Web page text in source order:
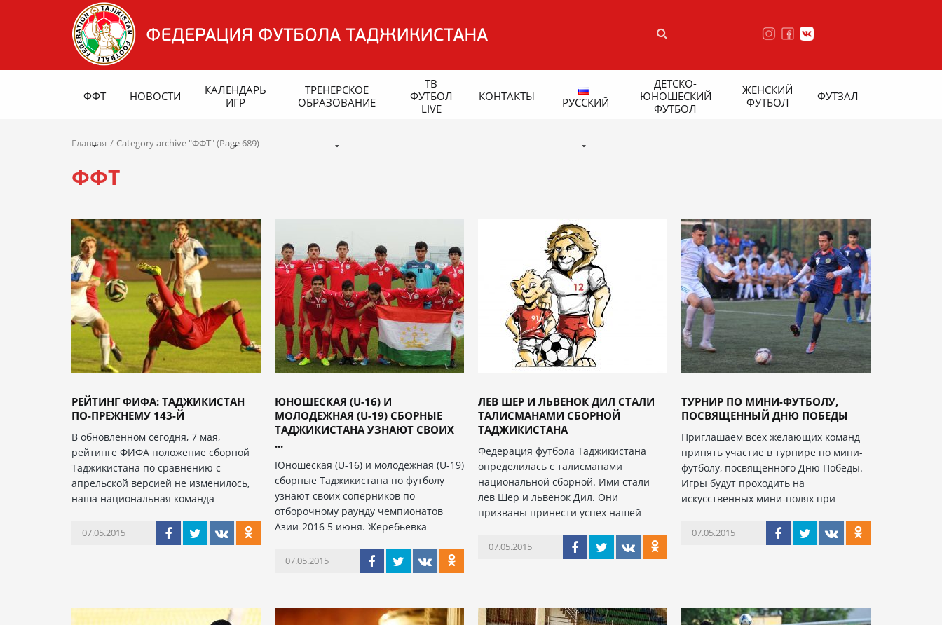
ФФТ НОВОСТИ
КАЛЕНДАРЬ
ИГР
ТРЕНЕРСКОЕ
ОБРАЗОВАНИЕ
ТВ
ФУТБОЛ
LIVE
КОНТАКТЫ РУССКИЙ
ДЕТСКО-
ЮНОШЕСКИЙ
ФУТБОЛ
ЖЕНСКИЙ
ФУТБОЛ
ФУТЗАЛ
Главная Category archive "ФФТ" (Page 689)
ФФТ
РЕЙТИНГ ФИФА: ТАДЖИКИСТАН
ПО-ПРЕЖНЕМУ 143-Й
В обновленном сегодня, 7 мая,
рейтинге ФИФА положение сборной
Таджикистана по сравнению с
апрельской версией не изменилось,
наша национальная команда
07.05.2015
ЮНОШЕСКАЯ (U-16) И
МОЛОДЕЖНАЯ (U-19) СБОРНЫЕ
ТАДЖИКИСТАНА УЗНАЮТ СВОИХ
...
Юношеская (U-16) и молодежная (U-19)
сборные Таджикистана по футболу
узнают своих соперников по
отборочному раунду чемпионатов
Азии-2016 5 июня. Жеребьевка
07.05.2015
ЛЕВ ШЕР И ЛЬВЕНОК ДИЛ СТАЛИ
ТАЛИСМАНАМИ СБОРНОЙ
ТАДЖИКИСТАНА
Федерация футбола Таджикистана
определилась с талисманами
национальной сборной. Ими стали
лев Шер и львенок Дил. Они
призваны принести успех нашей
07.05.2015
ТУРНИР ПО МИНИ-ФУТБОЛУ,
ПОСВЯЩЕННЫЙ ДНЮ ПОБЕДЫ
Приглашаем всех желающих команд
принять участие в турнире по мини-
футболу, посвященного Дню Победы.
Игры будут проходить на
искусственных мини-полях при
07.05.2015